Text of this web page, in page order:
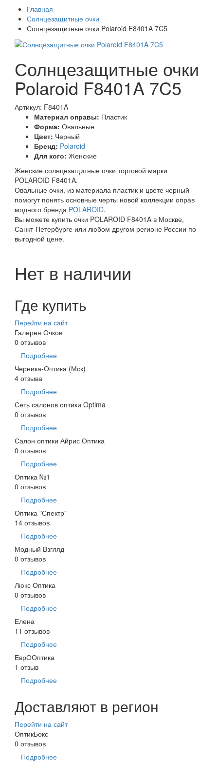
Главная
Солнцезащитные очки
Солнцезащитные очки Polaroid F8401A 7C5
Солнцезащитные очки
Polaroid F8401A 7C5
Артикул: F8401A
Материал оправы: Пластик
Форма: Овальные
Цвет: Черный
Бренд: Polaroid
Для кого: Женские
Женские солнцезащитные очки торговой марки
POLAROID F8401A.
Овальные очки, из материала пластик и цвете черный
помогут понять основные черты новой коллекции оправ
модного бренда POLAROID.
Вы можете купить очки POLAROID F8401A в Москве,
Санкт-Петербурге или любом другом регионе России по
выгодной цене.
Нет в наличии
Где купить
Перейти на сайт
Галерея Очков
0 отзывов
Подробнее
Черника-Оптика (Мск)
4 отзыва
Подробнее
Сеть салонов оптики Optima
0 отзывов
Подробнее
Салон оптики Айрис Оптика
0 отзывов
Подробнее
Оптика №1
0 отзывов
Подробнее
Оптика "Спектр"
14 отзывов
Подробнее
Модный Взгляд
0 отзывов
Подробнее
Люкс Оптика
0 отзывов
Подробнее
Елена
11 отзывов
Подробнее
ЕврООптика
1 отзыв
Подробнее
Доставляют в регион
Перейти на сайт
ОптикБокс
0 отзывов
Подробнее